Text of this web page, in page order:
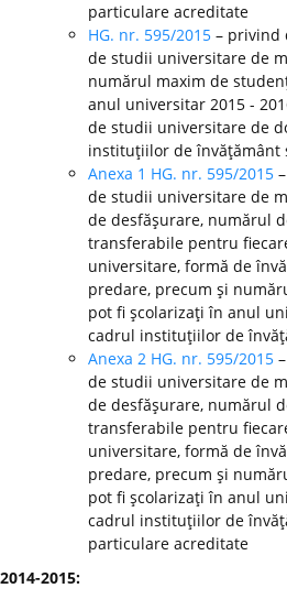
particulare acreditate
HG. nr. 595/2015 – privind
de studii universitare de
numărul maxim de
anul universitar 2015 -
de studii universitare de
instituţiilor de învăţământ
Anexa 1 HG. nr. 595/2015
de studii universitare de
de desfăşurare, numărul
transferabile pentru
universitare, formă de
predare, precum şi
pot fi şcolarizaţi în anul
cadrul instituţiilor de
Anexa 2 HG. nr. 595/2015
de studii universitare de
de desfăşurare, numărul
transferabile pentru
universitare, formă de
predare, precum şi
pot fi şcolarizaţi în anul
cadrul instituţiilor de
particulare acreditate
2014-2015: